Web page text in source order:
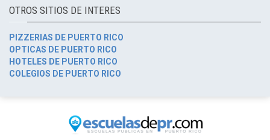
OTROS SITIOS DE INTERES
PIZZERIAS DE PUERTO RICO
OPTICAS DE PUERTO RICO
HOTELES DE PUERTO RICO
COLEGIOS DE PUERTO RICO